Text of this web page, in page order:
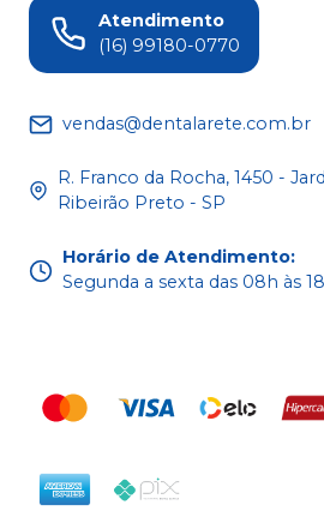
Atendimento
(16) 99180-0770
vendas@dentalarete.com.br
R. Franco da Rocha, 1450 -
Ribeirão Preto - SP
Horário de Atendimento:
Segunda a sexta das 08h às